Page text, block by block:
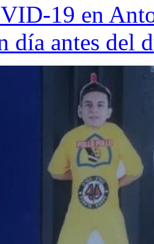
19 en
día antes del